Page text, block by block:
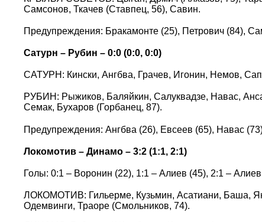
Самсонов, Ткачев (Ставпец, 56), Савин.
Предупреждения: Бракамонте (25), Петрович (84),
Сатурн – Рубин – 0:0 (0:0, 0:0)
САТУРН: Кински, Ангбва, Грачев, Игонин, Немов,
РУБИН: Рыжиков, Баляйкин, Салуквадзе, Навас,
Семак, Бухаров (Горбанец, 87).
Предупреждения: Ангбва (26), Евсеев (65), Навас
Локомотив – Динамо – 3:2 (1:1, 2:1)
Голы: 0:1 – Воронин (22), 1:1 – Алиев (45), 2:1 –
ЛОКОМОТИВ: Гильерме, Кузьмин, Асатиани, Баша,
Одемвинги, Траоре (Смольников, 74).